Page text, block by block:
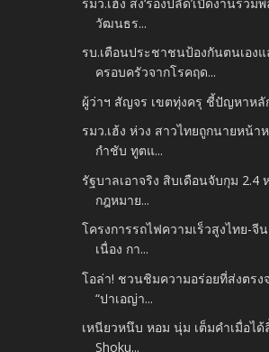
วัฒนธร...
รบ.เตือนประชาชนป้องกันตนเอง
ครอบครัวจากโรคฤด...
ผู้ว่าฯ สัญจร เขตทุ่งครุ ชี้ปัญหาหลัก
รมว.เฮ้ง ห่วง สาวไทยถูกนายหน้า
กำชับ ทูตแ...
รัฐบาลเอาจริง สิบเดือนจับกุม 2.4
กฎหมาย...
โครงการรถไฟความเร็วสูงไทย-จี
เนื่อง กา...
โอล่า! ชวนชิมความอร่อยที่ส่งตรง
“ปาเอญ่า...
เหนียวหนึบ หอม นุ่ม เต็มคำเมื่อได้
Shoku...